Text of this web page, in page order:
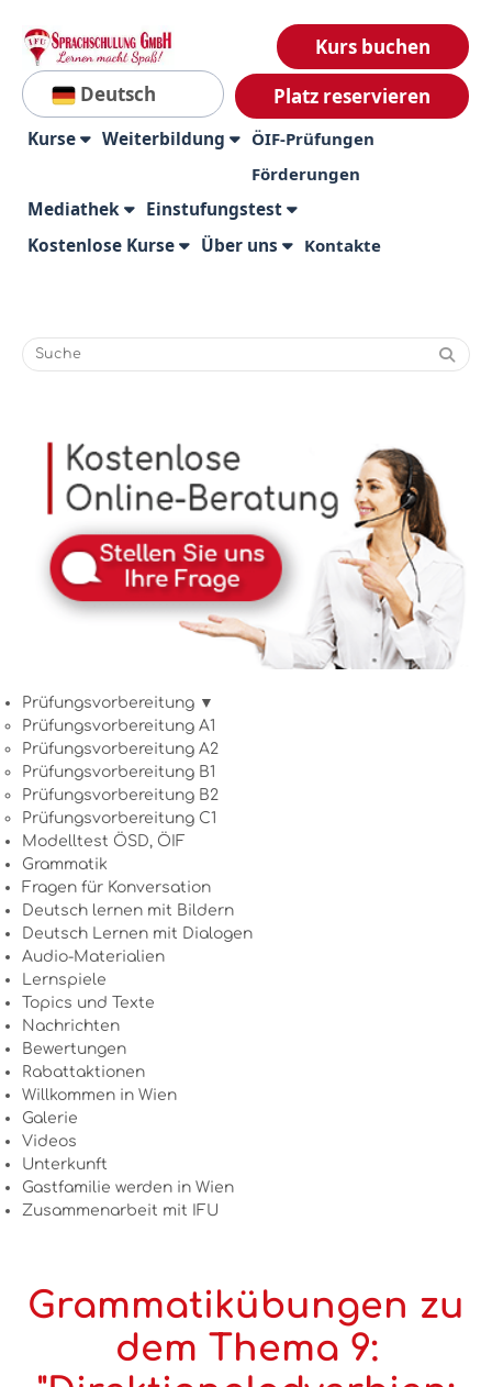
Deutsch
Kurs buchen
Platz reservieren
Kurse Weiterbildung
ÖIF-Prüfungen
Förderungen
Mediathek
Einstufungstest
Kostenlose Kurse
Über uns Kontakte
Prüfungsvorbereitung ▼
Prüfungsvorbereitung A1
Prüfungsvorbereitung A2
Prüfungsvorbereitung B1
Prüfungsvorbereitung B2
Prüfungsvorbereitung C1
Modelltest ÖSD, ÖIF
Grammatik
Fragen für Konversation
Deutsch lernen mit Bildern
Deutsch Lernen mit Dialogen
Audio-Materialien
Lernspiele
Topics und Texte
Nachrichten
Bewertungen
Rabattaktionen
Willkommen in Wien
Galerie
Videos
Unterkunft
Gastfamilie werden in Wien
Zusammenarbeit mit IFU
Grammatikübungen zu
dem Thema 9: